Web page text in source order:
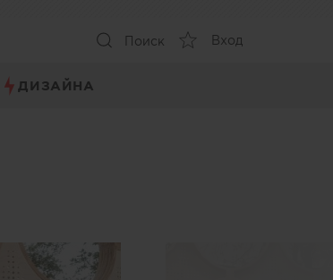
Поиск Вход
ДИЗАЙНА